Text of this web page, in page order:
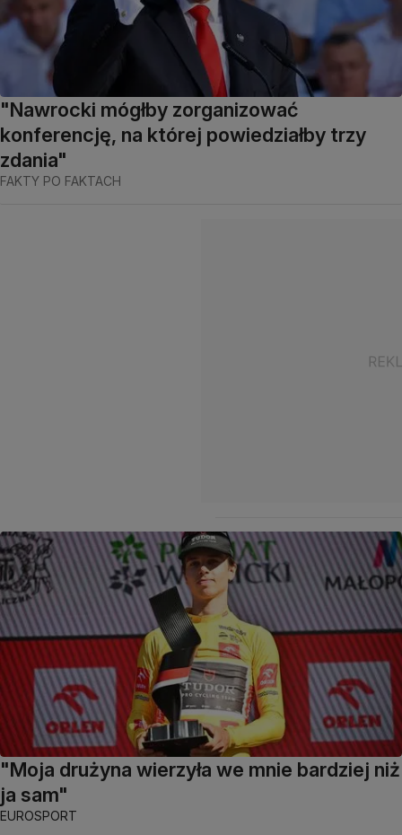
"Nawrocki mógłby zorganizować
konferencję, na której powiedziałby trzy
zdania"
FAKTY PO FAKTACH
"Moja drużyna wierzyła we mnie bardziej niż
ja sam"
EUROSPORT